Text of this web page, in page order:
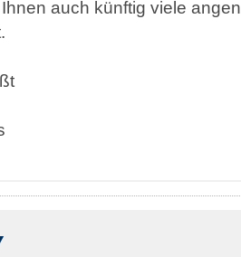
auch künftig viele